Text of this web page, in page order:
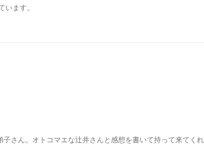
ます。
さん。 オトコマエな辻井さんと 感想を書いて持って来てく